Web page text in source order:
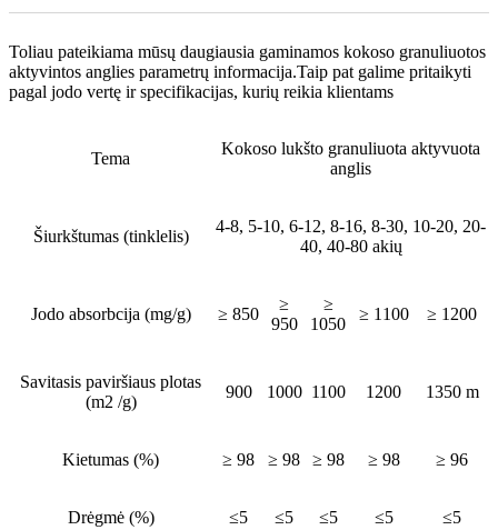
Toliau pateikiama mūsų daugiausia gaminamos kokoso granuliuotos
aktyvintos anglies parametrų informacija.Taip pat galime pritaikyti
pagal jodo vertę ir specifikacijas, kurių reikia klientams
Tema
Kokoso lukšto granuliuota aktyvuota
anglis
Šiurkštumas (tinklelis)
4-8, 5-10, 6-12, 8-16, 8-30, 10-20, 20-
40, 40-80 akių
Jodo absorbcija (mg/g) ≥ 850
≥
950
≥
1050
≥ 1100 ≥ 1200
Savitasis paviršiaus plotas
(m2 /g)
900 1000 1100 1200 1350 m
Kietumas (%) ≥ 98 ≥ 98 ≥ 98 ≥ 98 ≥ 96
Drėgmė (%) ≤5 ≤5 ≤5 ≤5 ≤5